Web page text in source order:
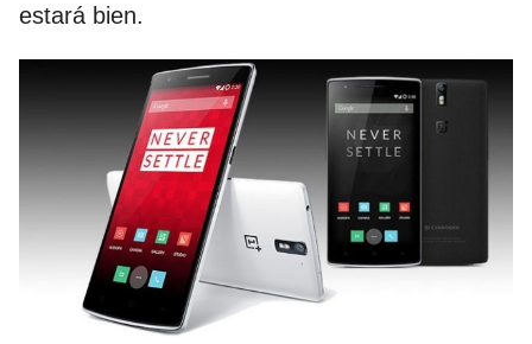
estará bien.